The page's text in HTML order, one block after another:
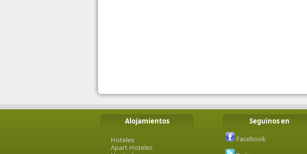
Alojamientos
Hoteles
Apart Hoteles
Seguinos en
Facebook